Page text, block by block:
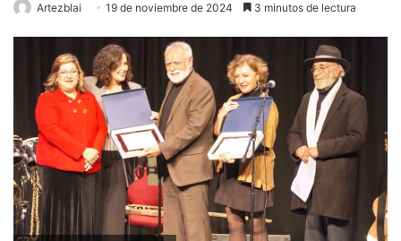
Artezblai 19 de noviembre de 2024 3 minutos de lectura